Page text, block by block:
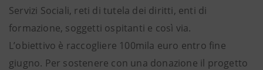
Servizi Sociali, reti di tutela dei diritti, enti di
formazione, soggetti ospitanti e così via.
L’obiettivo è raccogliere 100mila euro entro fine
giugno. Per sostenere con una donazione il progetto